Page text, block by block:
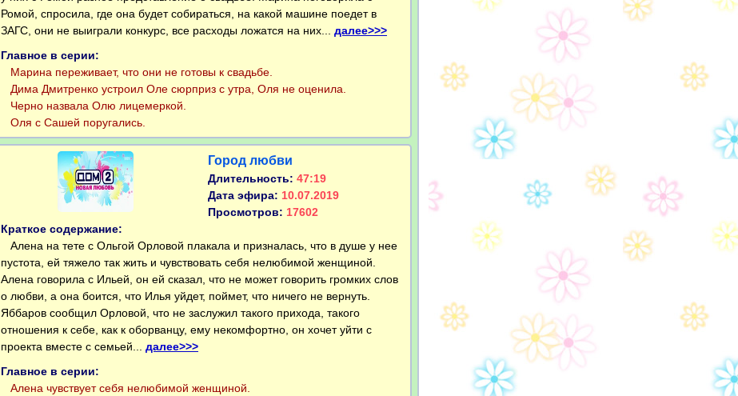
Ромой, спросила, где она будет собираться, на какой машине поедет в
ЗАГС, они не выиграли конкурс, все расходы ложатся на них... далее>>>
Главное в серии:
Марина переживает, что они не готовы к свадьбе.
Дима Дмитренко устроил Оле сюрприз с утра, Оля не оценила.
Черно назвала Олю лицемеркой.
Оля с Сашей поругались.
Город любви
Длительность: 47:19
Дата эфира: 10.07.2019
Просмотров: 17602
Краткое содержание:
Алена на тете с Ольгой Орловой плакала и призналась, что в душе у нее
пустота, ей тяжело так жить и чувствовать себя нелюбимой женщиной.
Алена говорила с Ильей, он ей сказал, что не может говорить громких слов
о любви, а она боится, что Илья уйдет, поймет, что ничего не вернуть.
Яббаров сообщил Орловой, что не заслужил такого прихода, такого
отношения к себе, как к оборванцу, ему некомфортно, он хочет уйти с
проекта вместе с семьей... далее>>>
Главное в серии:
Алена чувствует себя нелюбимой женщиной.